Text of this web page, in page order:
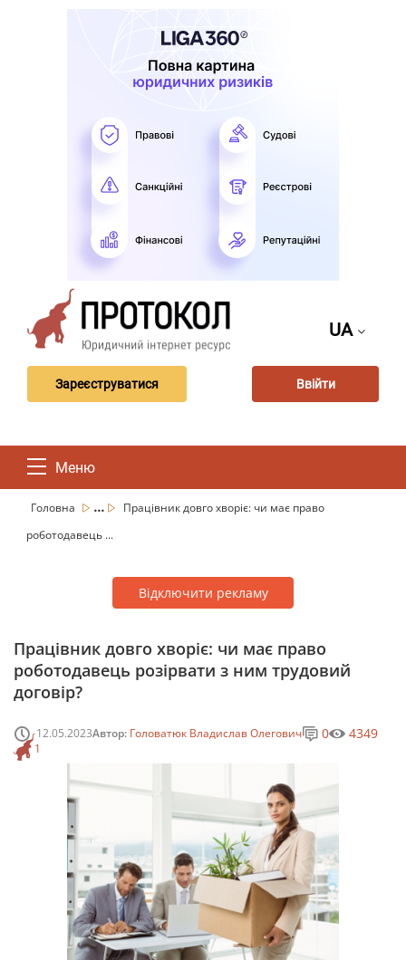
UA
Зареєструватися Ввійти
Меню
Головна ...
Працівник довго хворіє: чи має право
роботодавець ...
Відключити рекламу
Працівник довго хворіє: чи має право
роботодавець розірвати з ним трудовий
договір?
12.05.2023Автор: Головатюк Владислав Олегович
1
0 4349